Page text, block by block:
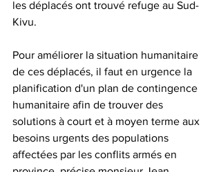
les déplacés ont trouvé refuge au Sud-
Kivu.
Pour améliorer la situation humanitaire
de ces déplacés, il faut en urgence la
planification d'un plan de contingence
humanitaire afin de trouver des
solutions à court et à moyen terme aux
besoins urgents des populations
affectées par les conflits armés en